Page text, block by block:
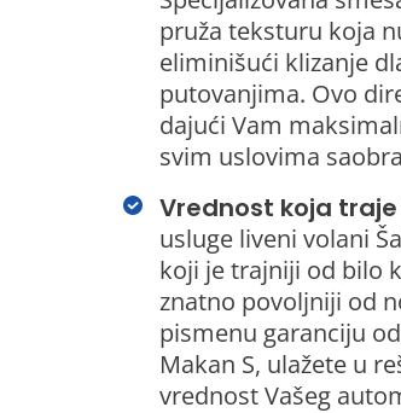
pruža teksturu koja
eliminišući klizanje
putovanjima. Ovo
dajući Vam
svim uslovima
Vrednost koja
usluge liveni volani
koji je trajniji od bilo
znatno povoljniji od
pismenu garanciju
Makan S, ulažete u
vrednost Vašeg